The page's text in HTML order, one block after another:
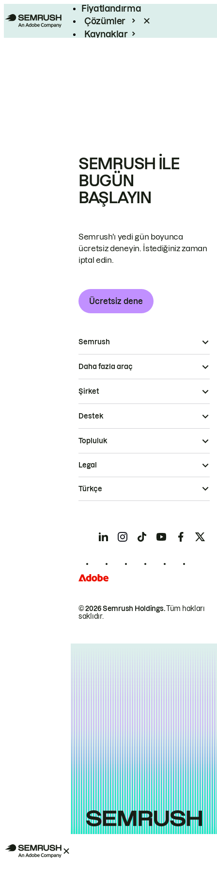
Fiyatlandırma
Çözümler
Kaynaklar
SEMRUSH ILE
BUGÜN
BAŞLAYIN
Semrush'ı yedi gün boyunca
ücretsiz deneyin. İstediğiniz zaman
iptal edin.
Ücretsiz dene
Semrush
Daha fazla araç
Şirket
Destek
Topluluk
© 2026 Semrush Holdings.Tüm hakları
saklıdır.
Legal
Türkçe